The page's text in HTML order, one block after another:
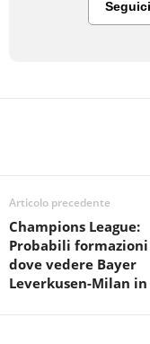
Articolo precedente
Champions League:
Probabili formazioni
dove vedere Bayer
Leverkusen-Milan in